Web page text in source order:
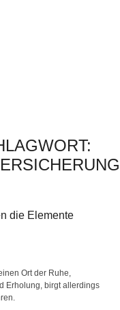
die Elemente
Ort der Ruhe,
Erholung, birgt allerdings